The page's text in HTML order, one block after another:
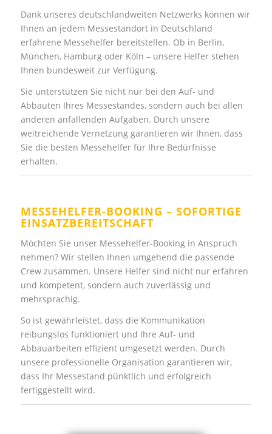
Dank unseres deutschlandweiten Netzwerks können wir
Ihnen an jedem Messestandort in Deutschland
erfahrene Messehelfer bereitstellen. Ob in Berlin,
München, Hamburg oder Köln – unsere Helfer stehen
Ihnen bundesweit zur Verfügung.
Sie unterstützen Sie nicht nur bei den Auf- und
Abbauten Ihres Messestandes, sondern auch bei allen
anderen anfallenden Aufgaben. Durch unsere
weitreichende Vernetzung garantieren wir Ihnen, dass
Sie die besten Messehelfer für Ihre Bedürfnisse
erhalten.
MESSEHELFER-BOOKING – SOFORTIGE
EINSATZBEREITSCHAFT
Möchten Sie unser Messehelfer-Booking in Anspruch
nehmen? Wir stellen Ihnen umgehend die passende
Crew zusammen. Unsere Helfer sind nicht nur erfahren
und kompetent, sondern auch zuverlässig und
mehrsprachig.
So ist gewährleistet, dass die Kommunikation
reibungslos funktioniert und Ihre Auf- und
Abbauarbeiten effizient umgesetzt werden. Durch
unsere professionelle Organisation garantieren wir,
dass Ihr Messestand pünktlich und erfolgreich
fertiggestellt wird.